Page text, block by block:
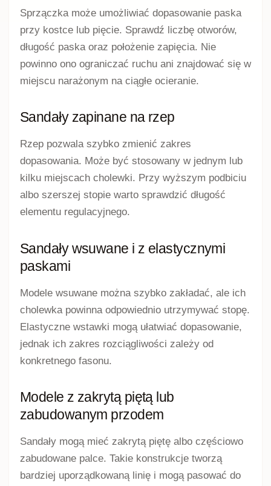
Sprzączka może umożliwiać dopasowanie paska
przy kostce lub pięcie. Sprawdź liczbę otworów,
długość paska oraz położenie zapięcia. Nie
powinno ono ograniczać ruchu ani znajdować się w
miejscu narażonym na ciągłe ocieranie.
Sandały zapinane na rzep
Rzep pozwala szybko zmienić zakres
dopasowania. Może być stosowany w jednym lub
kilku miejscach cholewki. Przy wyższym podbiciu
albo szerszej stopie warto sprawdzić długość
elementu regulacyjnego.
Sandały wsuwane i z elastycznymi
paskami
Modele wsuwane można szybko zakładać, ale ich
cholewka powinna odpowiednio utrzymywać stopę.
Elastyczne wstawki mogą ułatwiać dopasowanie,
jednak ich zakres rozciągliwości zależy od
konkretnego fasonu.
Modele z zakrytą piętą lub
zabudowanym przodem
Sandały mogą mieć zakrytą piętę albo częściowo
zabudowane palce. Takie konstrukcje tworzą
bardziej uporządkowaną linię i mogą pasować do